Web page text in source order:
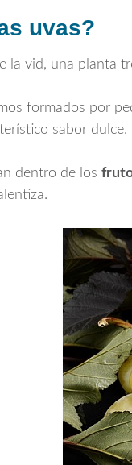
uvas?
la vid, una planta
formados por
sabor dulce.
dentro de los